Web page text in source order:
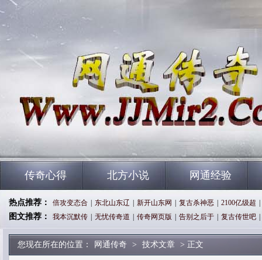
传奇心得 北方小说 网通经验
热点推荐： 倍攻变态合 东北山东辽 新开山东网 复古杀神恶 2100亿级超
图文推荐： 我本沉默传 无忧传奇道 传奇网页版 告别之后于 复古传世吧
您现在所在的位置： 网通传奇 > 技术文章 > 正文